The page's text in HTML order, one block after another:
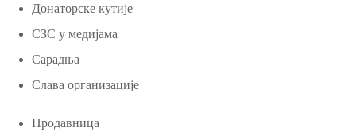
Донаторске кутије
СЗС у медијама
Сарадња
Слава организације
Продавница